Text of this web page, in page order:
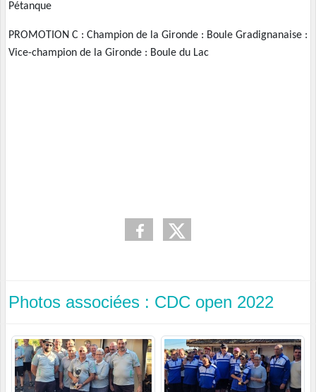
Pétanque
PROMOTION C : Champion de la Gironde : Boule Gradignanaise :
Vice-champion de la Gironde : Boule du Lac
Photos associées : CDC open 2022